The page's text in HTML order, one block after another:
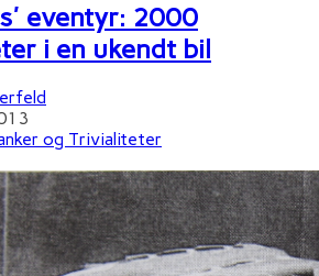
eventyr: 2000
i en ukendt bil
og Trivialiteter